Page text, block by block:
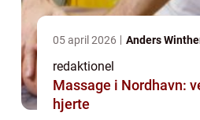
05 april 2026 Anders
redaktionel
Massage i Nordhavn:
hjerte